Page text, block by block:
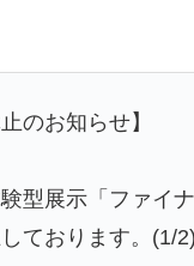
のお知らせ】
型展示「ファイ
ております。(1/